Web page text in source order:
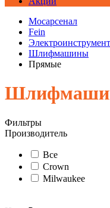
Мосарсенал
Fein
Электроинструмент
Шлифмашины
Прямые
Фильтры
Производитель
Все
Crown
Milwaukee